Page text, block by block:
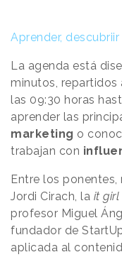
Aprender,
La agenda está
minutos, repartidos
las 09:30 horas
aprender las
marketing o
trabajan con
Entre los
Jordi Cirach, la it girl
profesor Miguel
fundador de
aplicada al